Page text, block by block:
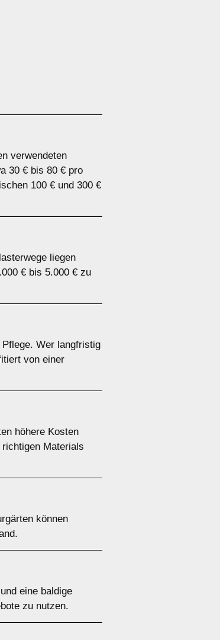
verwendeten
30 € bis 80 € pro
100 € und 300 €
liegen
€ bis 5.000 € zu
Wer langfristig
von einer
höhere Kosten
Materials
können
eine baldige
zu nutzen.